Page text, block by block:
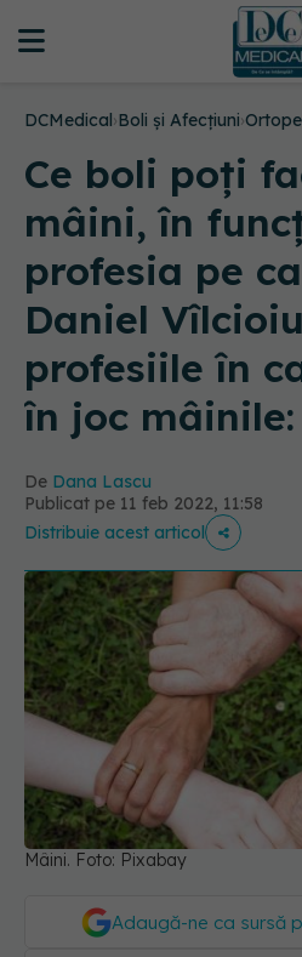
DCMedical›Boli și Afecțiuni›
Ce boli poți
mâini, în
profesia pe
Daniel
profesiile în
în joc mâinile:
De Dana Lascu
Publicat pe 11 feb 2022, 11:58
Distribuie acest articol
Mâini. Foto: Pixabay
Adaugă-ne ca sursă